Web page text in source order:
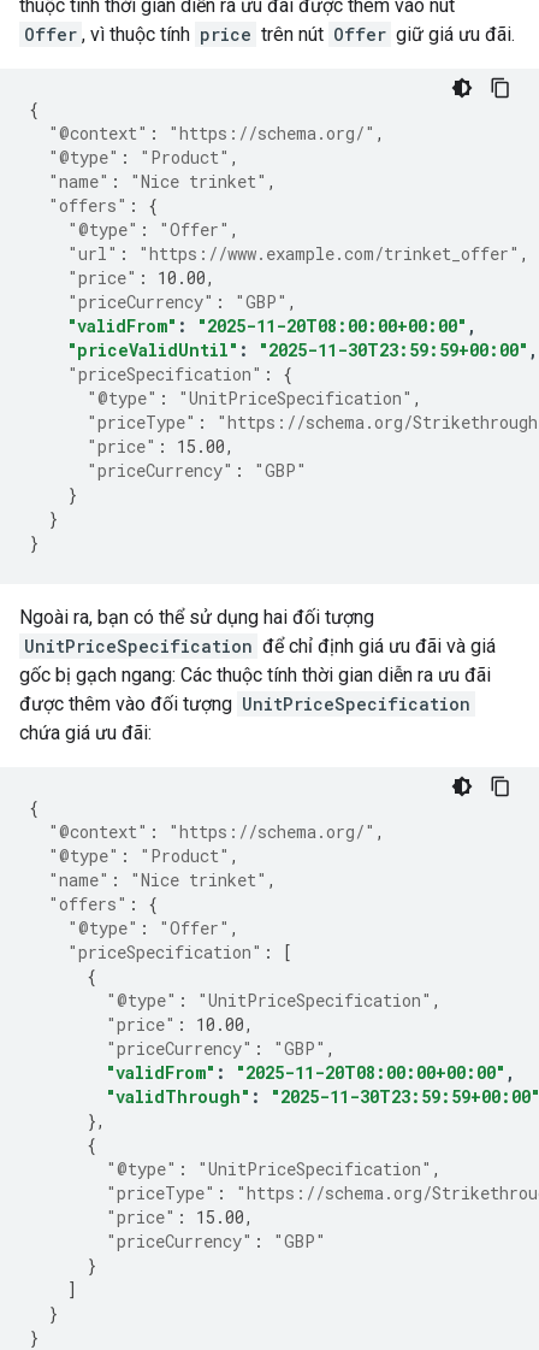
thuộc tính thời gian diễn ra ưu đãi được thêm vào nút
Offer , vì thuộc tính price trên nút Offer giữ giá ưu đãi.
{
"@context" : "https://schema.org/" ,
"@type" : "Product" ,
"name" : "Nice trinket" ,
"offers" :
{
"@type" : "Offer" ,
"url" : "https://www.example.com/trinket_offer" ,
"price" : 10.00,
"priceCurrency" : "GBP" ,
"validFrom" : "2025-11-20T08:00:00+00:00" ,
"priceValidUntil" : "2025-11-30T23:59:59+00:00" ,
"priceSpecification" :
{
"@type" : "UnitPriceSpecification" ,
"priceType" :
"https://schema.org/
"price" : 15.00,
"priceCurrency" :
"GBP"
}
}
}
Ngoài ra, bạn có thể sử dụng hai đối tượng
UnitPriceSpecification để chỉ định giá ưu đãi và giá
gốc bị gạch ngang: Các thuộc tính thời gian diễn ra ưu đãi
được thêm vào đối tượng UnitPriceSpecification
chứa giá ưu đãi:
{
"@context" : "https://schema.org/" ,
"@type" : "Product" ,
"name" : "Nice trinket" ,
"offers" :
{
"@type" : "Offer" ,
"priceSpecification" :
[
{
"@type" : "UnitPriceSpecification" ,
"price" : 10.00,
"priceCurrency" : "GBP" ,
"validFrom" : "2025-11-20T08:00:00+00:00" ,
"validThrough" :
"2025-11-30T23:59:59+00:00"
},
{
"@type" : "UnitPriceSpecification" ,
"priceType" :
"https://schema.org/
"price" : 15.00,
"priceCurrency" :
"GBP"
}
]
}
}